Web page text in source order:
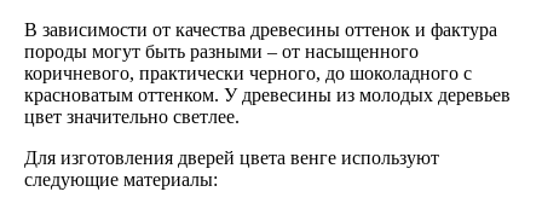
В зависимости от качества древесины оттенок и фактура
породы могут быть разными – от насыщенного
коричневого, практически черного, до шоколадного с
красноватым оттенком. У древесины из молодых деревьев
цвет значительно светлее.
Для изготовления дверей цвета венге используют
следующие материалы: